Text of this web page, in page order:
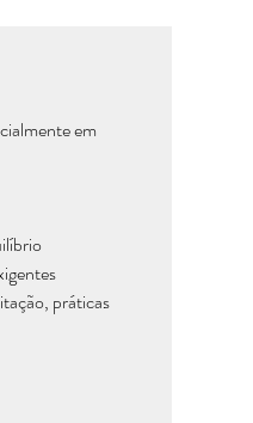
em
práticas